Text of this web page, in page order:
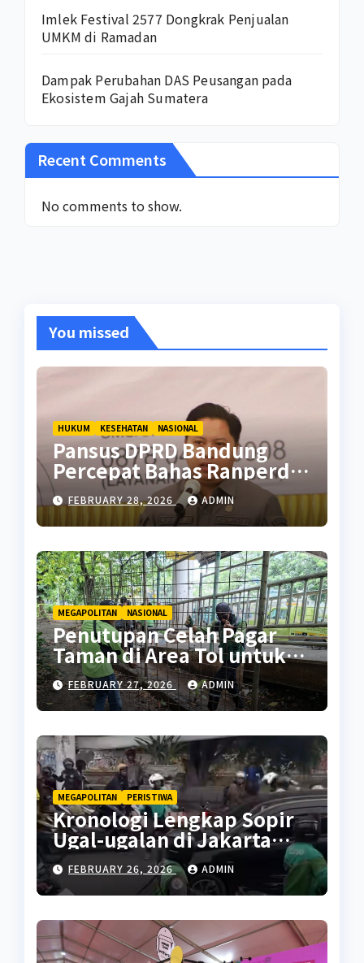
Imlek Festival 2577 Dongkrak Penjualan
UMKM di Ramadan
Dampak Perubahan DAS Peusangan pada
Ekosistem Gajah Sumatera
Recent Comments
No comments to show.
You missed
HUKUM KESEHATAN NASIONAL
Pansus DPRD Bandung
Percepat Bahas Ranperda
Pencegahan Seks Berisiko
FEBRUARY 28, 2026 ADMIN
MEGAPOLITAN NASIONAL
Penutupan Celah Pagar
Taman di Area Tol untuk
Cegah Penyalahgunaan
FEBRUARY 27, 2026 ADMIN
MEGAPOLITAN PERISTIWA
Kronologi Lengkap Sopir
Ugal-ugalan di Jakarta
Pusat
FEBRUARY 26, 2026 ADMIN